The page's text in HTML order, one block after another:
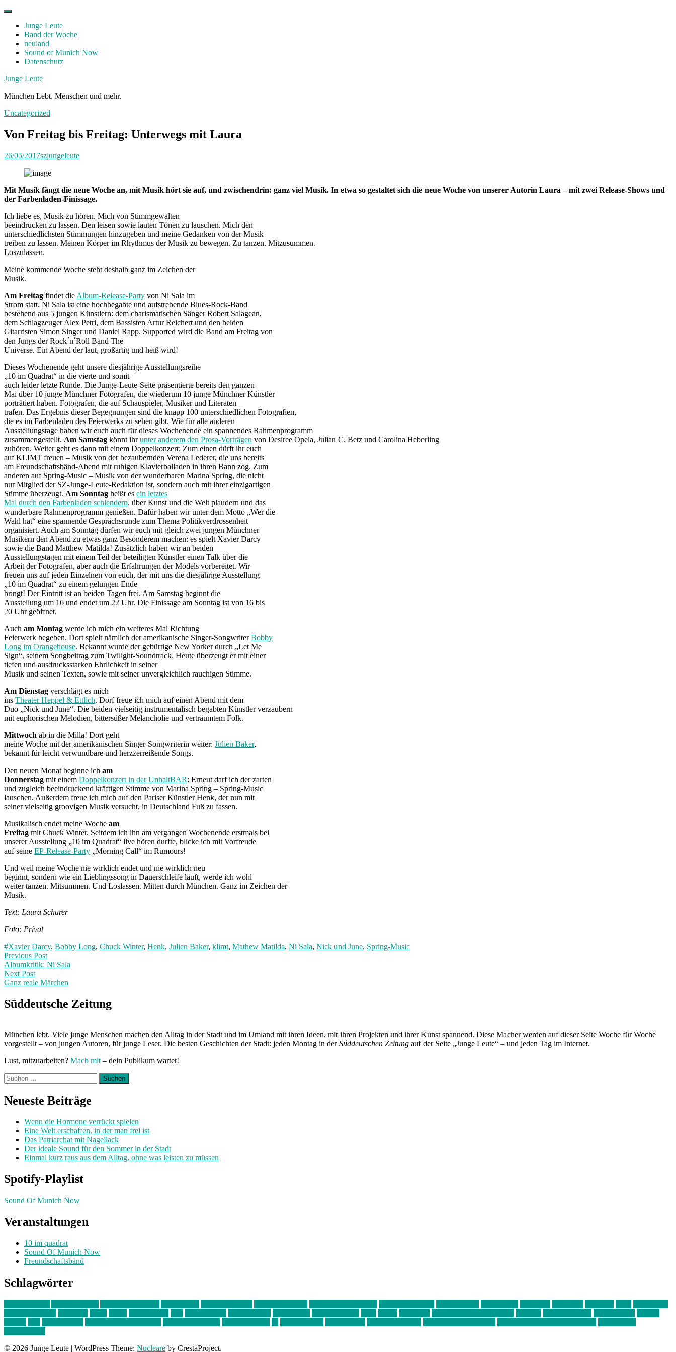
Skip
contentJunge Leute
Band der Woche
neuland
Sound of Munich Now
Datenschutz
Facebook
Twitter
Instagram
Junge Leute
München Lebt. Menschen und mehr.
Uncategorized
Von Freitag bis Freitag: Unterwegs mit Laura
26/05/2017szjungeleute
Mit Musik fängt die neue Woche an, mit Musik hört sie auf, und zwischendrin: ganz viel Musik. In etwa so gestaltet sich die neue Woche von unserer Autorin Laura – mit zwei Release-Shows und
der Farbenladen-Finissage.
Ich liebe es, Musik zu hören. Mich von Stimmgewalten
beeindrucken zu lassen. Den leisen sowie lauten Tönen zu lauschen. Mich den
unterschiedlichsten Stimmungen hinzugeben und meine Gedanken von der Musik
treiben zu lassen. Meinen Körper im Rhythmus der Musik zu bewegen. Zu tanzen. Mitzusummen.
Loszulassen.
Meine kommende Woche steht deshalb ganz im Zeichen der
Musik.
Am Freitag findet die Album-Release-Party von Ni Sala im
Strom statt. Ni Sala ist eine hochbegabte und aufstrebende Blues-Rock-Band
bestehend aus 5 jungen Künstlern: dem charismatischen Sänger Robert Salagean,
dem Schlagzeuger Alex Petri, dem Bassisten Artur Reichert und den beiden
Gitarristen Simon Singer und Daniel Rapp. Supported wird die Band am Freitag von
den Jungs der Rock´n´Roll Band The
Universe. Ein Abend der laut, großartig und heiß wird!
Dieses Wochenende geht unsere diesjährige Ausstellungsreihe
„10 im Quadrat“ in die vierte und somit
auch leider letzte Runde. Die Junge-Leute-Seite präsentierte bereits den ganzen
Mai über 10 junge Münchner Fotografen, die wiederum 10 junge Münchner Künstler
porträtiert haben. Fotografen, die auf Schauspieler, Musiker und Literaten
trafen. Das Ergebnis dieser Begegnungen sind die knapp 100 unterschiedlichen Fotografien,
die es im Farbenladen des Feierwerks zu sehen gibt. Wie für alle anderen
Ausstellungstage haben wir euch auch für dieses Wochenende ein spannendes Rahmenprogramm
zusammengestellt. Am Samstag könnt ihrunter anderem den Prosa-Vorträgen von Desiree Opela, Julian C. Betz und Carolina Heberling
zuhören. Weiter geht es dann mit einem Doppelkonzert: Zum einen dürft ihr euch
auf KLIMT freuen – Musik von der bezaubernden Verena Lederer, die uns bereits
am Freundschaftsbänd-Abend mit ruhigen Klavierballaden in ihren Bann zog. Zum
anderen auf Spring-Music – Musik von der wunderbaren Marina Spring, die nicht
nur Mitglied der SZ-Junge-Leute-Redaktion ist, sondern auch mit ihrer einzigartigen
Stimme überzeugt. Am Sonntag heißt es ein letztes
Mal durch den Farbenladen schlendern, über Kunst und die Welt plaudern und das
wunderbare Rahmenprogramm genießen. Dafür haben wir unter dem Motto „Wer die
Wahl hat“ eine spannende Gesprächsrunde zum Thema Politikverdrossenheit
organisiert. Auch am Sonntag dürfen wir euch mit gleich zwei jungen Münchner
Musikern den Abend zu etwas ganz Besonderem machen: es spielt Xavier Darcy
sowie die Band Matthew Matilda! Zusätzlich haben wir an beiden
Ausstellungstagen mit einem Teil der beteiligten Künstler einen Talk über die
Arbeit der Fotografen, aber auch die Erfahrungen der Models vorbereitet. Wir
freuen uns auf jeden Einzelnen von euch, der mit uns die diesjährige Ausstellung
„10 im Quadrat“ zu einem gelungen Ende
bringt! Der Eintritt ist an beiden Tagen frei. Am Samstag beginnt die
Ausstellung um 16 und endet um 22 Uhr. Die Finissage am Sonntag ist von 16 bis
20 Uhr geöffnet.
Auch am Montag werde ich mich ein weiteres Mal Richtung
Feierwerk begeben. Dort spielt nämlich der amerikanische Singer-SongwriterBobby
Long im Orangehouse. Bekannt wurde der gebürtige New Yorker durch „Let Me
Sign“, seinem Songbeitrag zum Twilight-Soundtrack. Heute überzeugt er mit einer
tiefen und ausdrucksstarken Ehrlichkeit in seiner
Musik und seinen Texten, sowie mit seiner unvergleichlich rauchigen Stimme.
Am Dienstag verschlägt es mich
ins Theater Heppel & Ettlich. Dorf freue ich mich auf einen Abend mit dem
Duo „Nick und June“. Die beiden vielseitig instrumentalisch begabten Künstler verzaubern
mit euphorischen Melodien, bittersüßer Melancholie und verträumtem Folk.
Mittwoch ab in die Milla! Dort geht
meine Woche mit der amerikanischen Singer-Songwriterin weiter: Julien Baker,
bekannt für leicht verwundbare und herzzerreißende Songs.
Den neuen Monat beginne ich am
Donnerstag mit einem Doppelkonzert in der UnhaltBAR: Erneut darf ich der zarten
und zugleich beeindruckend kräftigen Stimme von Marina Spring – Spring-Music
lauschen. Außerdem freue ich mich auf den Pariser Künstler Henk, der nun mit
seiner vielseitig groovigen Musik versucht, in Deutschland Fuß zu fassen.
Musikalisch endet meine Woche am
Freitag mit Chuck Winter. Seitdem ich ihn am vergangen Wochenende erstmals bei
unserer Ausstellung „10 im Quadrat“ live hören durfte, blicke ich mit Vorfreude
auf seine EP-Release-Party „Morning Call“ im Rumours!
Und weil meine Woche nie wirklich endet und nie wirklich neu
beginnt, sondern wie ein Lieblingssong in Dauerschleife läuft, werde ich wohl
weiter tanzen. Mitsummen. Und Loslassen. Mitten durch München. Ganz im Zeichen der
Musik.
Text: Laura Schurer
Foto: Privat
#Xavier Darcy, Bobby Long, Chuck Winter, Henk, Julien Baker, klimt, Mathew Matilda, Ni Sala, Nick und June, Spring-Music
Post
navigation
Previous PostPrevious
post:
Albumkritik: Ni Sala
Next Post
Ganz reale Märchen
Post:
Süddeutsche Zeitung
München lebt. Viele junge Menschen machen den Alltag in der Stadt und im Umland mit ihren Ideen, mit ihren Projekten und ihrer Kunst spannend. Diese Macher werden auf dieser Seite Woche für Woche
vorgestellt – von jungen Autoren, für junge Leser. Die besten Geschichten der Stadt: jeden Montag in derSüddeutschen Zeitung auf der Seite „Junge Leute“ – und jeden Tag im Internet.
Lust, mitzuarbeiten? Mach mit – dein Publikum wartet!
Suchen
nach:
Neueste Beiträge
Wenn die Hormone verrückt spielen
Eine Welt erschaffen, in der man frei ist
Das Patriarchat mit Nagellack
Der ideale Sound für den Sommer in der Stadt
Einmal kurz raus aus dem Alltag, ohne was leisten zu müssen
Spotify-Playlist
Sound Of Munich Now
Veranstaltungen
10 im quadrat
Sound Of Munich Now
Freundschaftsbänd
Schlagwörter
© 2026 Junge Leute | WordPress Theme: Nucleare by CrestaProject.